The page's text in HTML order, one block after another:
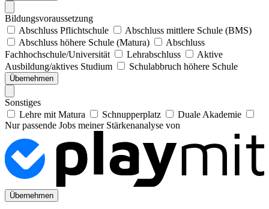
Bildungsvoraussetzung
Abschluss Pflichtschule
Abschluss mittlere Schule (BMS)
Abschluss höhere Schule (Matura)
Abschluss
Fachhochschule/Universität
Lehrabschluss
Aktive
Ausbildung/aktives Studium
Schulabbruch höhere Schule
Übernehmen
Sonstiges
Lehre mit Matura
Schnupperplatz
Duale Akademie
Nur passende Jobs meiner Stärkenanalyse von
Übernehmen